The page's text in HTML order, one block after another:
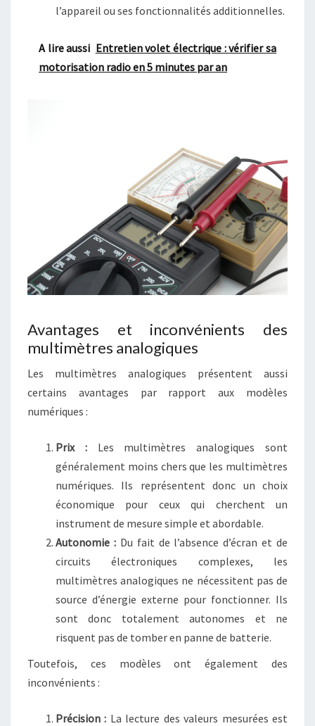
l’appareil ou ses fonctionnalités additionnelles.
A lire aussi Entretien volet électrique : vérifier sa
motorisation radio en 5 minutes par an
Avantages et inconvénients des
multimètres analogiques
Les multimètres analogiques présentent aussi
certains avantages par rapport aux modèles
numériques :
Prix :Les multimètres analogiques sont
généralement moins chers que les multimètres
numériques. Ils représentent donc un choix
économique pour ceux qui cherchent un
instrument de mesure simple et abordable.
Autonomie :Du fait de l’absence d’écran et de
circuits électroniques complexes, les
multimètres analogiques ne nécessitent pas de
source d’énergie externe pour fonctionner. Ils
sont donc totalement autonomes et ne
risquent pas de tomber en panne de batterie.
Toutefois, ces modèles ont également des
inconvénients :
Précision : La lecture des valeurs mesurées est